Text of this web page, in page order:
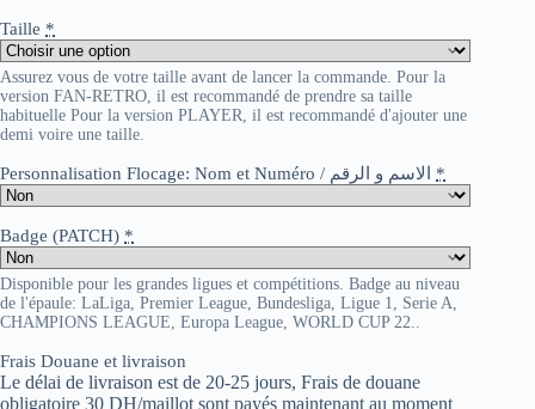
Taille *
Assurez vous de votre taille avant de lancer la commande. Pour la
version FAN-RETRO, il est recommandé de prendre sa taille
habituelle Pour la version PLAYER, il est recommandé d'ajouter une
demi voire une taille.
Personnalisation Flocage: Nom et Numéro / الاسم و الرقم *
Badge (PATCH) *
Disponible pour les grandes ligues et compétitions. Badge au niveau
de l'épaule: LaLiga, Premier League, Bundesliga, Ligue 1, Serie A,
CHAMPIONS LEAGUE, Europa League, WORLD CUP 22..
Frais Douane et livraison
Le délai de livraison est de 20-25 jours, Frais de douane
obligatoire 30 DH/maillot sont payés maintenant au moment